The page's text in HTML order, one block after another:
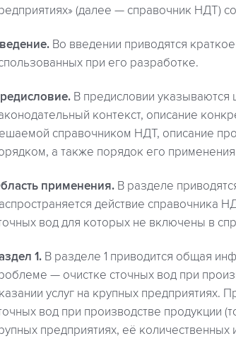
(далее — справочник НДТ)
Во введении приводятся
при его разработке.
В предисловии указываются
контекст, описание
справочником НДТ, описание
а также порядок его
применения. В разделе
действие справочника
вод для которых не включены в
1. В разделе 1 приводится общая
— очистке сточных вод при
услуг на крупных предприятиях.
вод при производстве продукции
предприятиях, её количественных